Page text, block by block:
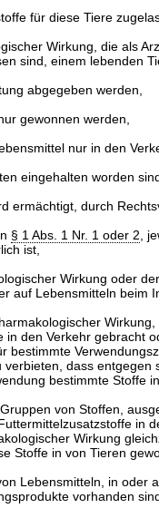
für diese Tiere
Wirkung, die als
sind, einem lebenden
abgegeben werden,
gewonnen werden,
nur in den
eingehalten worden
ermächtigt, durch
§ 1 Abs. 1 Nr. 1 oder 2 ,
ist,
Wirkung oder
auf Lebensmitteln beim
in den Verkehr gebracht
bestimmte
dass
bestimmte Stoffe
von Stoffen,
in
Wirkung
Stoffe in von Tieren
Lebensmitteln, in oder
vorhanden